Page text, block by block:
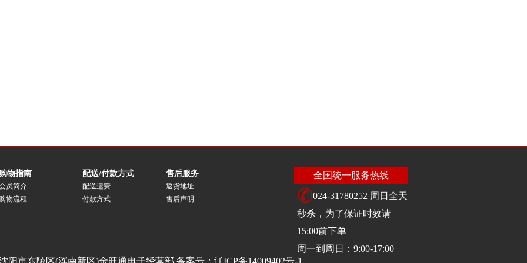
物指南
员简介
物流程
配送/付款方式
配送运费
付款方式
售后服务
返货地址
售后声明
全国统一服务热线
024-31780252 周日全天
秒杀，为了保证时效请
15:00前下单
周一到周日：9:00-17:00
阳市东陵区(浑南新区)金旺通电子经营部 备案号： 辽ICP备14009402号-1